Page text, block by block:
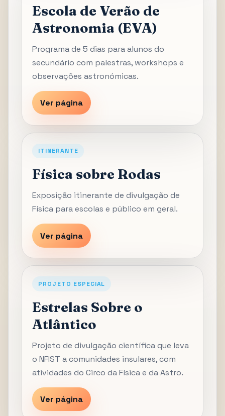
Escola de Verão de
Astronomia (EVA)
Programa de 5 dias para alunos do
secundário com palestras, workshops e
observações astronómicas.
Ver página
ITINERANTE
Física sobre Rodas
Exposição itinerante de divulgação de
Física para escolas e público em geral.
Ver página
PROJETO ESPECIAL
Estrelas Sobre o
Atlântico
Projeto de divulgação científica que leva
o NFIST a comunidades insulares, com
atividades do Circo da Física e da Astro.
Ver página